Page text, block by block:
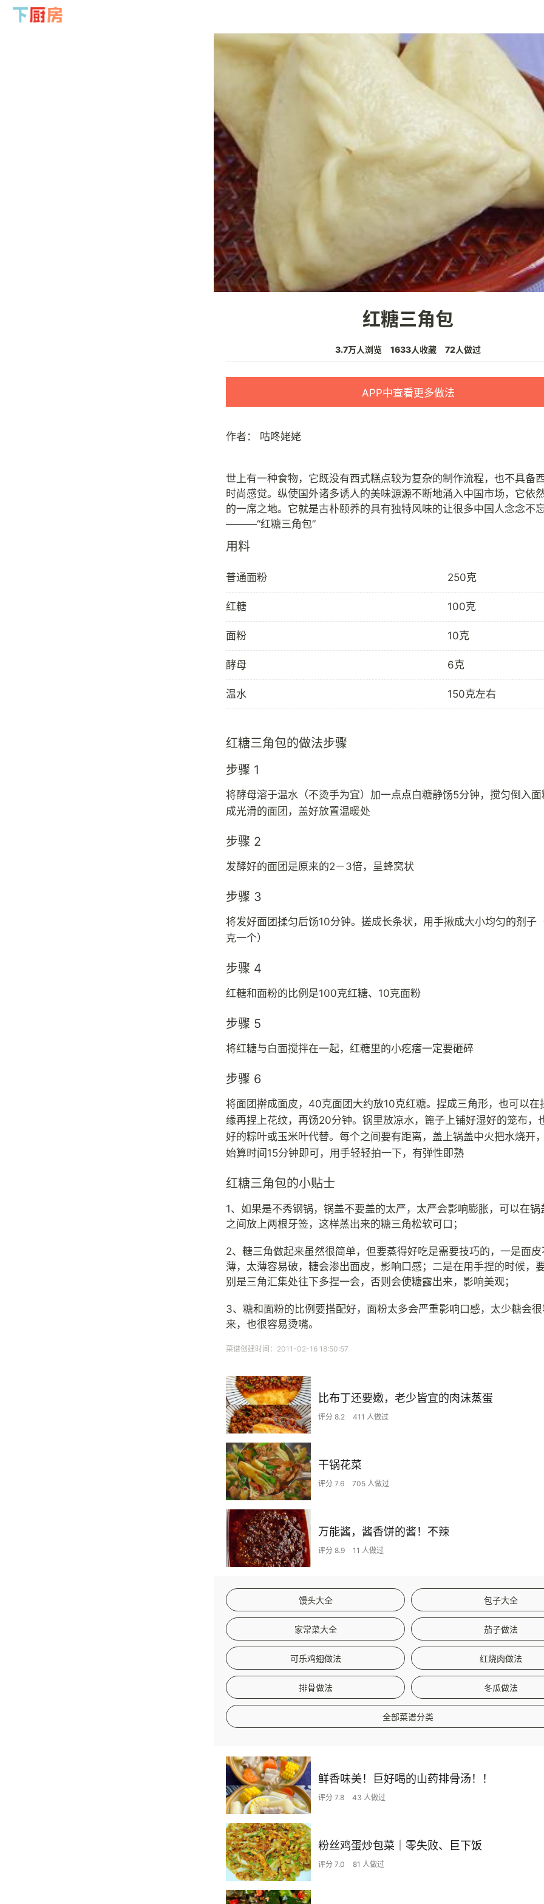
红糖三角包
3.7万人浏览 1633人收藏 72人做过
APP中查看更多做法
作者： 咕咚姥姥
世上有一种食物，它既没有西式糕点较为复杂的制作流程，也不具备
时尚感觉。纵使国外诸多诱人的美味源源不断地涌入中国市场，它依
的一席之地。它就是古朴颐养的具有独特风味的让很多中国人念念不
用料
普通面粉 250克
红糖 100克
面粉 10克
酵母 6克
温水 150克左右
红糖三角包的做法步骤
步骤 1
将酵母溶于温水（不烫手为宜）加一点点白糖静饧5分钟，搅匀倒入
成光滑的面团，盖好放置温暖处
步骤 2
发酵好的面团是原来的2－3倍，呈蜂窝状
步骤 3
将发好面团揉匀后饧10分钟。搓成长条状，用手揪成大小均匀的剂子
克一个）
步骤 4
红糖和面粉的比例是100克红糖、10克面粉
步骤 5
将红糖与白面搅拌在一起，红糖里的小疙瘩一定要砸碎
步骤 6
将面团擀成面皮，40克面团大约放10克红糖。捏成三角形，也可以在
缘再捏上花纹，再饧20分钟。锅里放凉水，篦子上铺好湿好的笼布，
好的粽叶或玉米叶代替。每个之间要有距离，盖上锅盖中火把水烧开
始算时间15分钟即可，用手轻轻拍一下，有弹性即熟
红糖三角包的小贴士
1、如果是不秀钢锅，锅盖不要盖的太严，太严会影响膨胀，可以在锅
之间放上两根牙签，这样蒸出来的糖三角松软可口；
2、糖三角做起来虽然很简单，但要蒸得好吃是需要技巧的，一是面
薄，太薄容易破，糖会渗出面皮，影响口感；二是在用手捏的时候，
别是三角汇集处往下多捏一会，否则会使糖露出来，影响美观；
3、糖和面粉的比例要搭配好，面粉太多会严重影响口感，太少糖会
来，也很容易烫嘴。
菜谱创建时间：2011-02-16 18:50:57
比布丁还要嫩，老少皆宜的肉沫蒸蛋
评分 8.2 411 人做过
干锅花菜
评分 7.6 705 人做过
万能酱，酱香饼的酱！不辣
评分 8.9 11 人做过
馒头大全 包子大全
家常菜大全 茄子做法
可乐鸡翅做法 红烧肉做法
排骨做法 冬瓜做法
全部菜谱分类
鲜香味美！巨好喝的山药排骨汤！！
评分 7.8 43 人做过
粉丝鸡蛋炒包菜｜零失败、巨下饭
评分 7.0 81 人做过